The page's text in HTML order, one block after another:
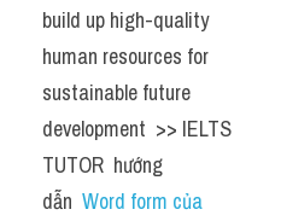
build up high-quality
human resources for
sustainable future
development  >> IELTS
TUTOR  hướng
dẫn Word form của